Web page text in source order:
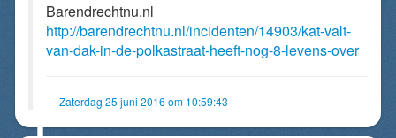
Barendrechtnu.nl
http://barendrechtnu.nl/incidenten/14903/kat-valt-
van-dak-in-de-polkastraat-heeft-nog-8-levens-over
Zaterdag 25 juni 2016 om 10:59:43